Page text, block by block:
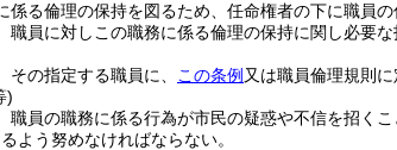
係る倫理の保持を図るため、任命権者の下に職員
職員に対しこの職務に係る倫理の保持に関し必要
その指定する職員に、 この条例 又は職員倫理規則
)
職員の職務に係る行為が市民の疑惑や不信を招く
よう努めなければならない。